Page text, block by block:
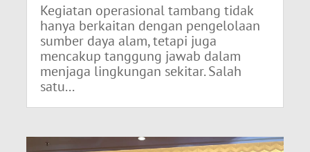
Kegiatan operasional tambang tidak
hanya berkaitan dengan pengelolaan
sumber daya alam, tetapi juga
mencakup tanggung jawab dalam
menjaga lingkungan sekitar. Salah
satu...